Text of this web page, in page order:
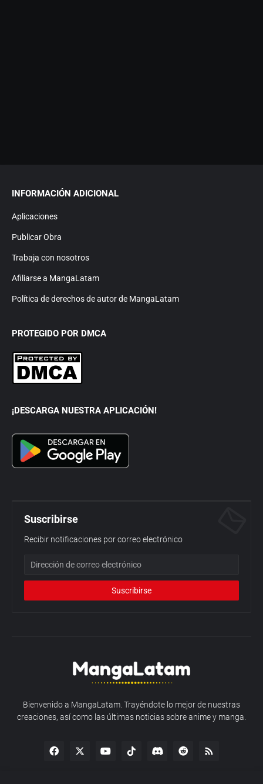
INFORMACIÓN ADICIONAL
Aplicaciones
Publicar Obra
Trabaja con nosotros
Afiliarse a MangaLatam
Política de derechos de autor de MangaLatam
PROTEGIDO POR DMCA
¡DESCARGA NUESTRA APLICACIÓN!
Suscribirse
Recibir notificaciones por correo electrónico
Bienvenido a MangaLatam. Trayéndote lo mejor de nuestras
creaciones, así como las últimas noticias sobre anime y manga.